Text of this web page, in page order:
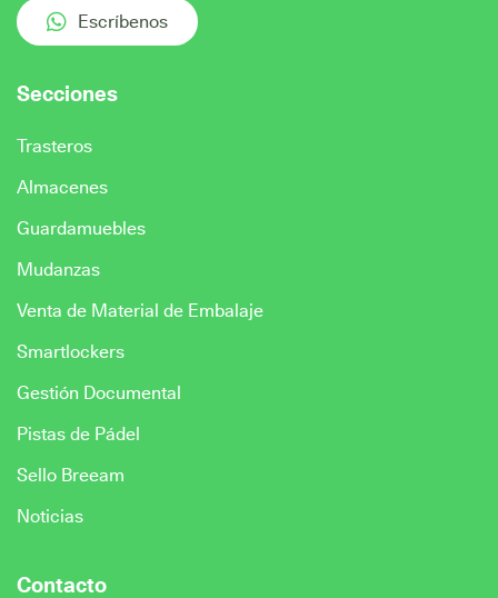
Escríbenos
Secciones
Trasteros
Almacenes
Guardamuebles
Mudanzas
Venta de Material de Embalaje
Smartlockers
Gestión Documental
Pistas de Pádel
Sello Breeam
Noticias
Contacto